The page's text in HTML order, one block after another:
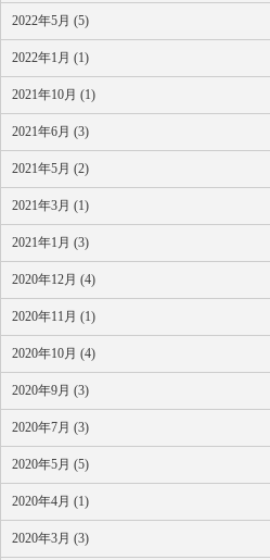
2022年5月 (5)
2022年1月 (1)
2021年10月 (1)
2021年6月 (3)
2021年5月 (2)
2021年3月 (1)
2021年1月 (3)
2020年12月 (4)
2020年11月 (1)
2020年10月 (4)
2020年9月 (3)
2020年7月 (3)
2020年5月 (5)
2020年4月 (1)
2020年3月 (3)